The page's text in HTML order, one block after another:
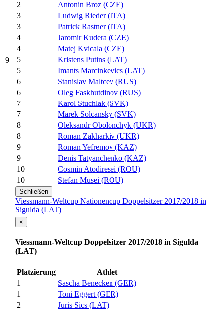
9
2
Antonin Broz (CZE)
3
Ludwig Rieder (ITA)
3
Patrick Rastner (ITA)
4
Jaromir Kudera (CZE)
4
Matej Kvicala (CZE)
5
Kristens Putins (LAT)
5
Imants Marcinkevics (LAT)
6
Stanislav Maltcev (RUS)
6
Oleg Faskhutdinov (RUS)
7
Karol Stuchlak (SVK)
7
Marek Solcansky (SVK)
8
Oleksandr Obolonchyk (UKR)
8
Roman Zakharkiv (UKR)
9
Roman Yefremov (KAZ)
9
Denis Tatyanchenko (KAZ)
10
Cosmin Atodiresei (ROU)
10
Stefan Musei (ROU)
Schließen
Viessmann-Weltcup Nationencup Doppelsitzer 2017/2018 in
Sigulda (LAT)
×
Viessmann-Weltcup Doppelsitzer 2017/2018 in Sigulda
(LAT)
Platzierung
Athlet
1
Sascha Benecken (GER)
1
Toni Eggert (GER)
2
Juris Sics (LAT)